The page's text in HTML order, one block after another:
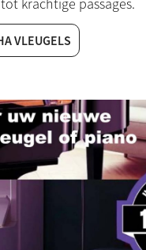
VLEUGELS